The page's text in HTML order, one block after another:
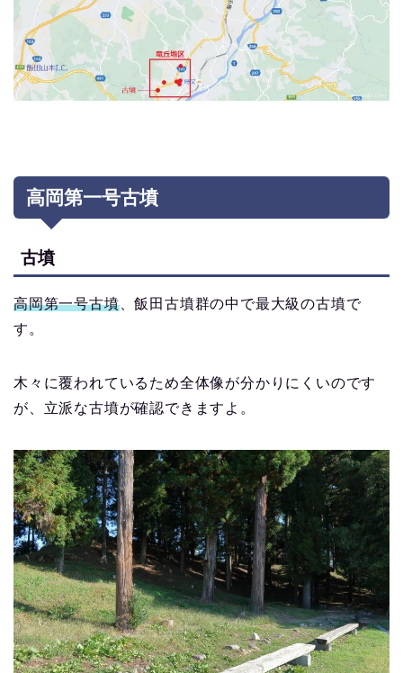
高岡第一号古墳
古墳
高岡第一号古墳、飯田古墳群の中で最大級の古墳で
す。
木々に覆われているため全体像が分かりにくいのです
が、立派な古墳が確認できますよ。